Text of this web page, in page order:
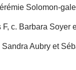
Solomon-
c. Barbara Soyer
Aubry et